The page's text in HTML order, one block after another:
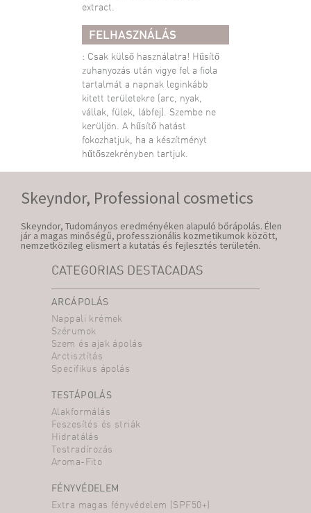
extract.
FELHASZNÁLÁS
: Csak külső használatra! Hűsítő
zuhanyozás után vigye fel a fiola
tartalmát a napnak leginkább
kitett területekre (arc, nyak,
vállak, fülek, lábfej). Szembe ne
kerüljön. A hűsítő hatást
fokozhatjuk, ha a készítményt
hűtőszekrényben tartjuk.
Skeyndor, Professional cosmetics
Skeyndor, Tudományos eredményéken alapuló bőrápolás. Élen
jár a magas minőségű, professzionális kozmetikumok között,
nemzetközileg elismert a kutatás és fejlesztés területén.
CATEGORIAS DESTACADAS
ARCÁPOLÁS
Nappali krémek
Szérumok
Szem és ajak ápolás
Arctisztítás
Specifikus ápolás
TESTÁPOLÁS
Alakformálás
Feszesítés és striák
Hidratálás
Testradírozás
Aroma-Fito
FÉNYVÉDELEM
Extra magas fényvédelem (SPF50+)